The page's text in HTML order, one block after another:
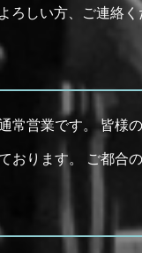
しい方、ご連絡く
常営業です。 皆様
ります。 ご都合